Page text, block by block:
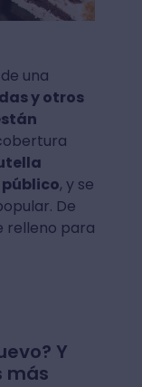
una
y otros
público, y se
De
relleno para
Y
más